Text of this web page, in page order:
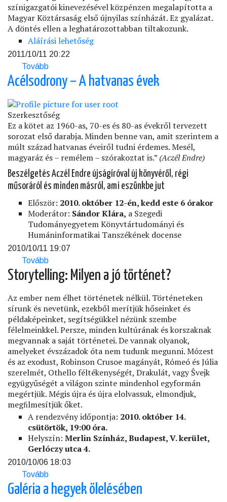
Magyarország:
köztársaság)
színigazgatói kinevezésével közpénzen megalapította a
Magyar Köztársaság első újnyilas színházát. Ez gyalázat.
A döntés ellen a leghatározottabban tiltakozunk.
Aláírási lehetőség
2011/10/11 20:22
Tovább
nem
lehet,
Acélsodrony – A hatvanas évek
Szerkesztőség
Ez a kötet az 1960-as, 70-es és 80-as évekről tervezett
sorozat első darabja. Minden benne van, amit szerintem a
múlt század hatvanas éveiről tudni érdemes. Mesél,
magyaráz és – remélem – szórakoztat is.” (Aczél Endre)
Beszélgetés Aczél Endre újságíróval új könyvéről, régi
műsoráról és minden másról, ami eszünkbe jut
Először: 2010. október 12-én, kedd este 6 órakor
Moderátor: Sándor Klára, a Szegedi
Tudományegyetem Könyvtártudományi és
Humáninformatikai Tanszékének docense
2010/10/11 19:07
Tovább
–
A
évek)
Storytelling: Milyen a jó történet?
Az ember nem élhet történetek nélkül. Történeteken
sírunk és nevetünk, ezekből merítjük hőseinket és
példaképeinket, segítségükkel nézünk szembe
félelmeinkkel. Persze, minden kultúrának és korszaknak
megvannak a saját történetei. De vannak olyanok,
amelyeket évszázadok óta nem tudunk megunni. Mózest
és az exodust, Robinson Crusoe magányát, Rómeó és Júlia
szerelmét, Othello féltékenységét, Drakulát, vagy Švejk
együgyűségét a világon szinte mindenhol egyformán
megértjük. Mégis újra és újra elolvassuk, elmondjuk,
megﬁlmesítjük őket.
A rendezvény időpontja: 2010. október 14.
csütörtök, 19:00 óra.
Helyszín: Merlin Színház, Budapest, V. kerület,
Gerlóczy utca 4.
2010/10/06 18:03
Tovább
Milyen
a
Galéria a hegyek ölelésében